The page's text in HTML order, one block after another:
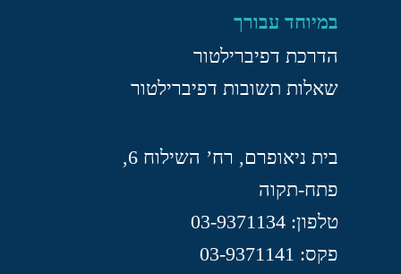
במיוחד עבורך
הדרכת דפיברילטור
שאלות תשובות דפיברילטור
בית ניאופרם, רח’ השילוח 6,
פתח-תקוה
טלפון: 03-9371134
פקס: 03-9371141